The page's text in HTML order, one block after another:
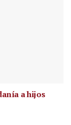
a hijos